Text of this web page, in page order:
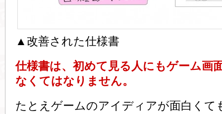
▲改善された仕様書
仕様書は、初めて見る人にもゲーム画
なくてはなりません。
たとえゲームのアイディアが面白くて